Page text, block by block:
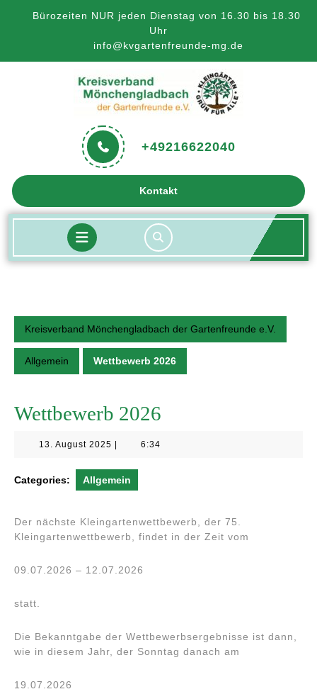
Bürozeiten NUR jeden Dienstag von 16.30 bis 18.30
Uhr
info@kvgartenfreunde-mg.de
+49216622040
KontaktGet
A
Quote
Open
Button
Kreisverband Mönchengladbach der Gartenfreunde e.V.
Allgemein Wettbewerb 2026
Wettbewerb 2026
13. August 2025 13.
2025
6:34
Categories: Allgemein
Der nächste Kleingartenwettbewerb, der 75.
Kleingartenwettbewerb, findet in der Zeit vom
09.07.2026 – 12.07.2026
statt.
Die Bekanntgabe der Wettbewerbsergebnisse ist dann,
wie in diesem Jahr, der Sonntag danach am
19.07.2026